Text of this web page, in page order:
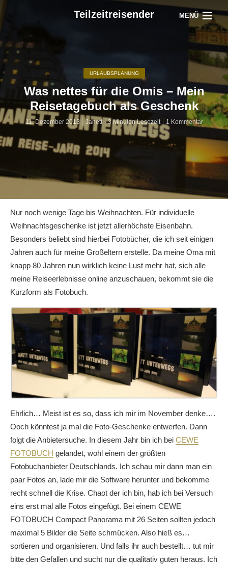
Teilzeitreisender MENÜ
URLAUBSPLANUNG
Was nettes für die Omis – Mein
Reisetagebuch als Geschenk
11. Dezember 2013 Janett 3 Minuten Lesezeit 1 Kommentar
Nur noch wenige Tage bis Weihnachten. Für individuelle
Weihnachtsgeschenke ist jetzt allerhöchste Eisenbahn.
Besonders beliebt sind hierbei Fotobücher, die ich seit einigen
Jahren auch für meine Großeltern erstelle. Da meine Oma mit
knapp 80 Jahren nun wirklich keine Lust mehr hat, sich alle
meine Reiseerlebnisse online anzuschauen, bekommt sie die
Kurzform als Fotobuch.
Ehrlich… Meist ist es so, dass ich mir im November denke….
Ooch könntest ja mal die Foto-Geschenke entwerfen. Dann
folgt die Anbietersuche. In diesem Jahr bin ich bei CEWE
FOTOBUCH gelandet, wohl einem der größten
Fotobuchanbieter Deutschlands. Ich schau mir dann man ein
paar Fotos an, lade mir die Software herunter und bekomme
recht schnell die Krise. Chaot der ich bin, hab ich bei Versuch
eins erst mal alle Fotos eingefügt. Bei einem CEWE
FOTOBUCH Compact Panorama mit 26 Seiten sollten jedoch
maximal 5 Bilder die Seite schmücken. Also hieß es…
sortieren und organisieren. Und falls ihr auch bestellt… tut mir
bitte den Gefallen und sucht nur die qualitativ guten heraus. Ich